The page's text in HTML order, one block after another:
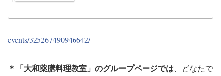
events/325267490946642/
＊「大和薬膳料理教室」のグループページでは 、どなたで